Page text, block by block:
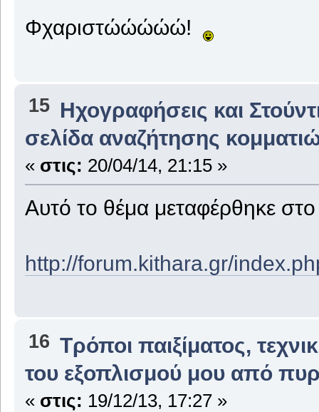
Φχαριστώώώώώ!
15 Ηχογραφήσεις και
σελίδα αναζήτησης
« στις: 20/04/14, 21:15 »
Αυτό το θέμα μεταφέρθηκε
http://forum.kithara.gr/
16 Τρόποι παιξίματος,
του εξοπλισμού μου από
« στις: 19/12/13, 17:27 »